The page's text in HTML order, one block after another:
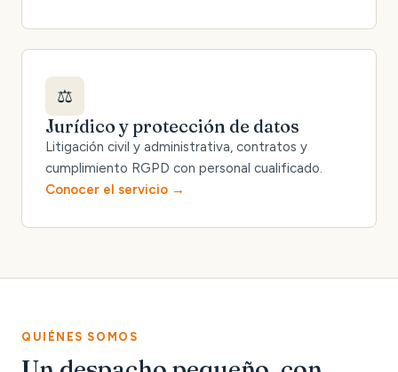
⚖️
Jurídico y protección de datos
Litigación civil y administrativa, contratos y
cumplimiento RGPD con personal cualificado.
Conocer el servicio
QUIÉNES SOMOS